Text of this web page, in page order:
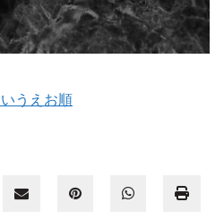
うえお順